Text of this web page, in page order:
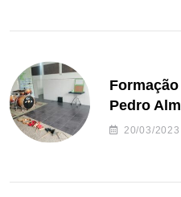
Pedro
20/03/2023